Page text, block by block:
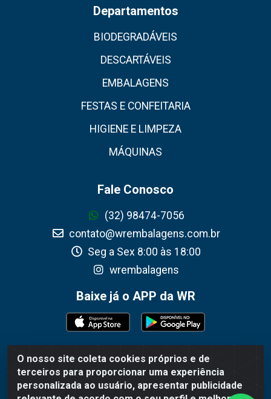
O nosso site coleta cookies próprios e de
terceiros para proporcionar uma experiência
personalizada ao usuário, apresentar publicidade
Departamentos
BIODEGRADÁVEIS
DESCARTÁVEIS
EMBALAGENS
FESTAS E CONFEITARIA
HIGIENE E LIMPEZA
MÁQUINAS
Fale Conosco
(32) 98474-7056
contato@wrembalagens.com.br
Seg a Sex 8:00 às 18:00
wrembalagens
Baixe já o APP da WR
WR Embalagens - R. Cel. Teodoro Gomes de Araújo,
1360 - Grogotó - Barbacena / MG - CEP 36202-628 -
CNPJ 02.692.206/0001-55